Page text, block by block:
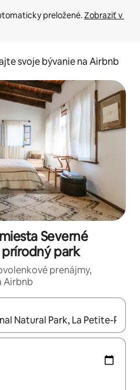
preložené. Zobraziť v
svoje bývanie na Airbnb
Severné
prírodný park
prenájmy,
Airbnb
môžete si ich prechádzať